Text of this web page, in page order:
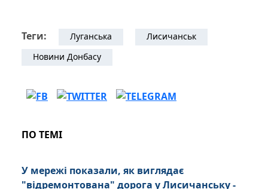
Теги: Луганська
Лисичанськ
Новини Донбасу
ПО ТЕМІ
У мережі показали, як виглядає
"відремонтована" дорога у Лисичанську -